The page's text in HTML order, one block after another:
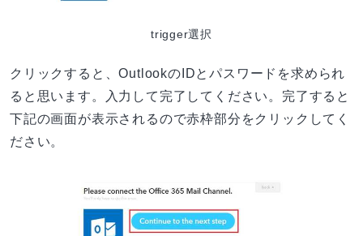
trigger選択
クリックすると、OutlookのIDとパスワードを求められ
ると思います。入力して完了してください。完了すると
下記の画面が表示されるので赤枠部分をクリックしてく
ださい。